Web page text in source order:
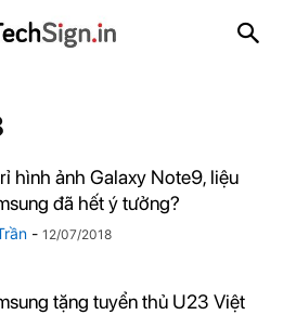
hình ảnh Galaxy Note9, liệu
đã hết ý tưởng?
- 12/07/2018
tặng tuyển thủ U23 Việt